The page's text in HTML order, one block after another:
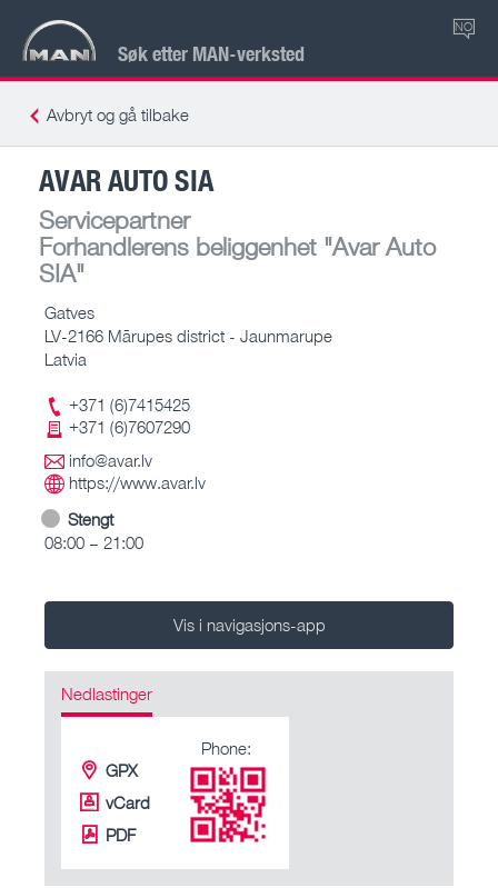
Søk etter MAN-verksted
NO
Avbryt og gå tilbake
AVAR AUTO SIA
Servicepartner
Forhandlerens beliggenhet "Avar Auto
SIA"
Gatves
LV-2166 Mārupes district - Jaunmarupe
Latvia
+371 (6)7415425
+371 (6)7607290
info@avar.lv
https://www.avar.lv
Stengt
08:00 – 21:00
Vis i navigasjons-app
Nedlastinger
GPX
vCard
PDF
Phone: